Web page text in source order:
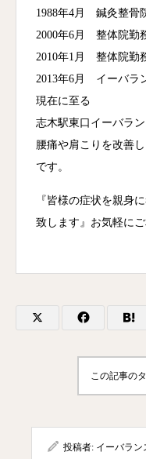
1988年4月 鍼灸整骨
2000年6月 整体院勤
2010年1月 整体院勤
2013年6月 イーバラ
現在に至る
志木駅東口イーバラ
腰痛や肩こりを改善
です。
『皆様の症状を親身
致します』お気軽にご
この記事の
投稿者: イーバラン